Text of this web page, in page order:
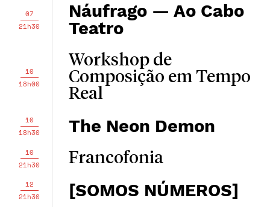
07
21h30
Náufrago — Ao Cabo
Teatro
10
18h00
Workshop de
Composição em Tempo
Real
10
18h30
The Neon Demon
10
21h30
Francofonia
12
21h30
[SOMOS NÚMEROS]